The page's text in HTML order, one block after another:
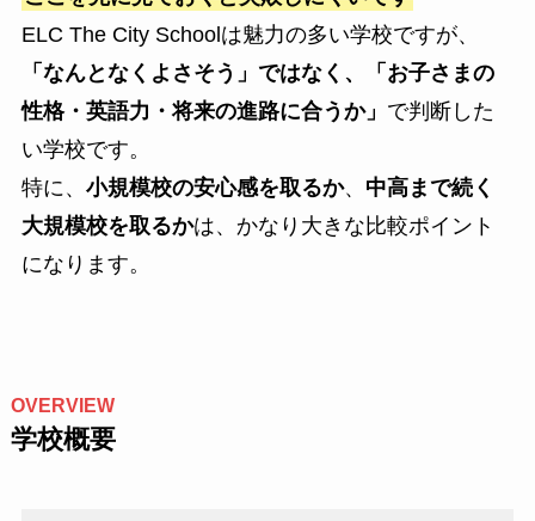
ELC The City Schoolは魅力の多い学校ですが、
「なんとなくよさそう」ではなく、「お子さまの
性格・英語力・将来の進路に合うか」 で判断した
い学校です。
特に、 小規模校の安心感を取るか、 中高まで続く
大規模校を取るかは、かなり大きな比較ポイント
になります。
OVERVIEW
学校概要